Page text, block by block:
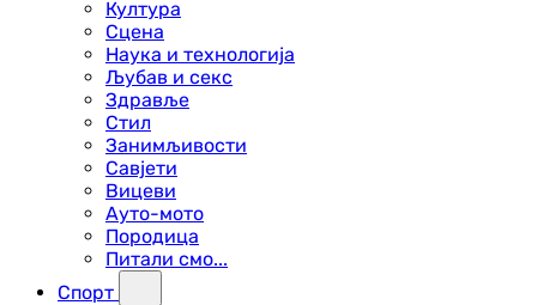
Култура
Сцена
Наука и технологија
Љубав и секс
Здравље
Стил
Занимљивости
Савјети
Вицеви
Ауто-мото
Породица
Питали смо...
Спорт